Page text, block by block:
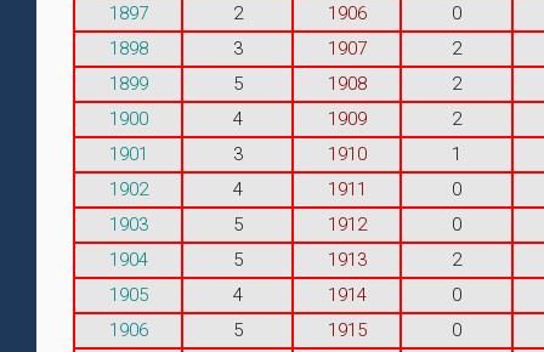
1897
2 1906
0
1898
3 1907
2
1899
5 1908
2
1900
4 1909
2
1901
3 1910
1
1902
4 1911
0
1903
5 1912
0
1904
5 1913
2
1905
4 1914
0
1906
5 1915
0